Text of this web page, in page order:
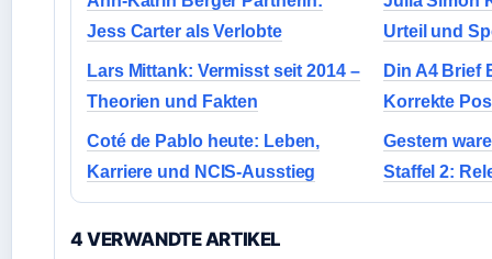
Jess Carter als Verlobte
Urteil und
Lars Mittank: Vermisst seit 2014 –
Theorien und Fakten
Din A4 Brief
Korrekte
Coté de Pablo heute: Leben,
Karriere und NCIS-Ausstieg
Gestern
Staffel 2:
4 VERWANDTE ARTIKEL